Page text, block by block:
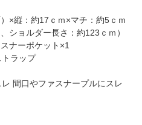
×縦：約17ｃｍ×マチ：約5ｃｍ
ショルダー長さ：約123ｃｍ）
ナーポケット×1
トラップ
間口やファスナープルにスレ